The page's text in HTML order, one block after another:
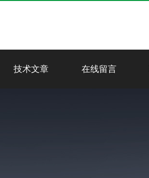
技术文章 在线留言